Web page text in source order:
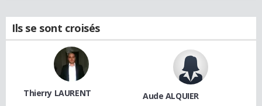
Ils se sont croisés
Thierry LAURENT Aude ALQUIER